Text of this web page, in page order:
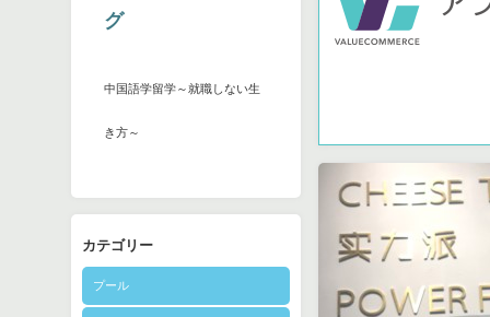
グ
中国語学留学～就職しない生
き方～
カテゴリー
プール